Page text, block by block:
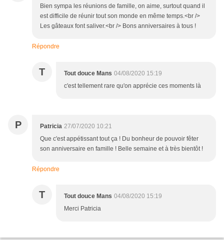
Bien sympa les réunions de famille, on aime, surtout quand il
est difficile de réunir tout son monde en même temps.<br />
Les gâteaux font saliver.<br /> Bons anniversaires à tous !
Répondre
T Tout douce Mans 04/08/2020 15:19
c'est tellement rare qu'on apprécie ces moments là
P Patricia 27/07/2020 10:21
Que c'est appétissant tout ça ! Du bonheur de pouvoir fêter
son anniversaire en famille ! Belle semaine et à très bientôt !
Répondre
T Tout douce Mans 04/08/2020 15:19
Merci Patricia